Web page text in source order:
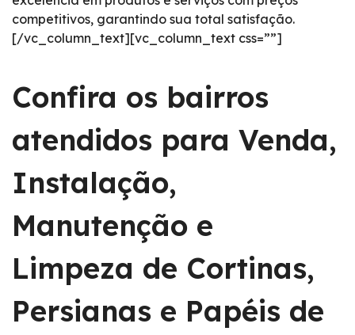
competitivos, garantindo sua total satisfação.
[/vc_column_text][vc_column_text css=””]
Confira os bairros
atendidos para Venda,
Instalação,
Manutenção e
Limpeza de Cortinas,
Persianas e Papéis de